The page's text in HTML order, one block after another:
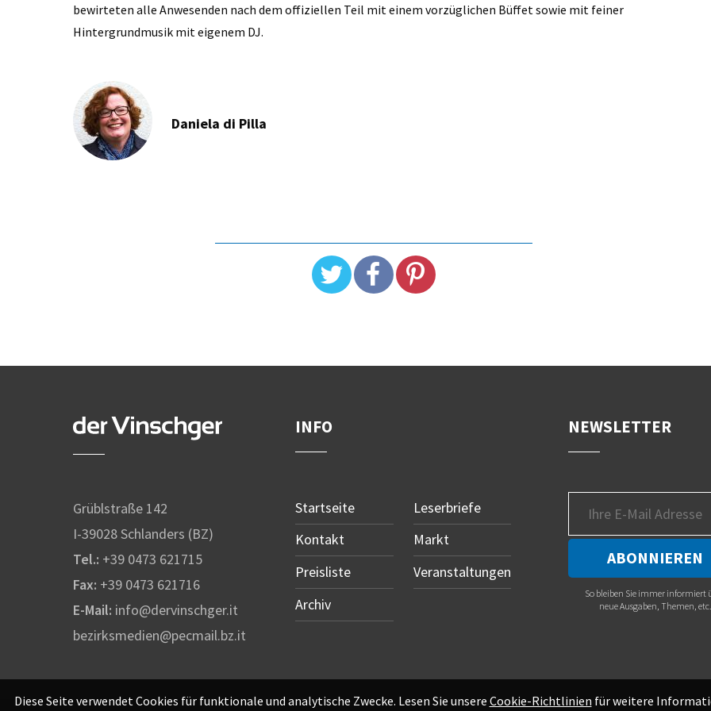
bewirteten alle Anwesenden nach dem offiziellen Teil mit einem vorzüglichen Büffet sowie mit feiner
Hintergrundmusik mit eigenem DJ.
Daniela di Pilla
Grüblstraße 142
I-39028 Schlanders (BZ)
Tel.: +39 0473 621715
Fax: +39 0473 621716
E-Mail: info@dervinschger.it
bezirksmedien@pecmail.bz.it
INFO
Startseite
Kontakt
Preisliste
Archiv
Leserbriefe
Markt
Veranstaltungen
NEWSLETTER
So bleiben Sie immer informiert
neue Ausgaben, Themen, etc.
Diese Seite verwendet Cookies für funktionale und analytische Zwecke. Lesen Sie unsere Cookie-Richtlinien für weitere